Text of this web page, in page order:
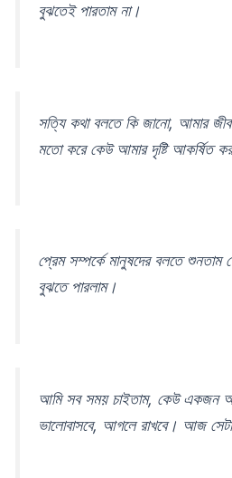
বুঝতেই পারতাম না।
সত্যি কথা বলতে কি জানো, আমার
মতো করে কেউ আমার দৃষ্টি আকর্ষিত
প্রেম সম্পর্কে মানুষদের বলতে
বুঝতে পারলাম।
আমি সব সময় চাইতাম, কেউ একজন
ভালোবাসবে, আগলে রাখবে। আজ